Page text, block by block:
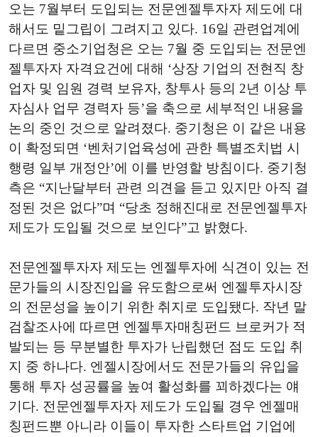
오는 7월부터 도입되는 전문엔젤투자자 제도에 대
해서도 밑그립이 그려지고 있다. 16일 관련업계에
다르면 중소기업청은 오는 7월 중 도입되는 전문엔
젤투자자 자격요건에 대해 ‘상장 기업의 전현직 창
업자 및 임원 경력 보유자, 창투사 등의 2년 이상 투
자심사 업무 경력자 등’을 축으로 세부적인 내용을
논의 중인 것으로 알려졌다. 중기청은 이 같은 내용
이 확정되면 ‘벤처기업육성에 관한 특별조치법 시
행령 일부 개정안’에 이를 반영할 방침이다. 중기청
측은 “지난달부터 관련 의견을 듣고 있지만 아직 결
정된 것은 없다”며 “당초 정해진대로 전문엔젤투자
제도가 도입될 것으로 보인다”고 밝혔다.
전문엔젤투자자 제도는 엔젤투자에 식견이 있는 전
문가들의 시장진입을 유도함으로써 엔젤투자시장
의 전문성을 높이기 위한 취지로 도입됐다. 작년 말
검찰조사에 따르면 엔젤투자매칭펀드 브로커가 적
발되는 등 무분별한 투자가 난립했던 점도 도입 취
지 중 하나다. 엔젤시장에서도 전문가들의 유입을
통해 투자 성공률을 높여 활성화를 꾀하겠다는 얘
기다. 전문엔젤투자자 제도가 도입될 경우 엔젤매
칭펀드뿐 아니라 이들이 투자한 스타트업 기업에